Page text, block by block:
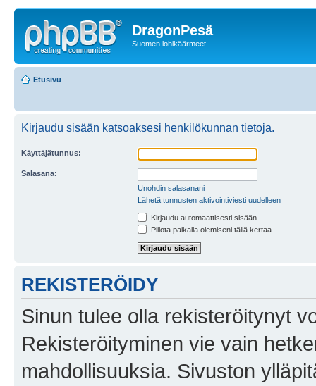
DragonPesä
Suomen lohikäärmeet
Etusivu
Kirjaudu sisään katsoaksesi henkilökunnan tietoja.
Käyttäjätunnus:
Salasana:
Unohdin salasanani
Lähetä tunnusten aktivointiviesti uudelleen
Kirjaudu automaattisesti sisään.
Piilota paikalla olemiseni tällä kertaa
REKISTERÖIDY
Sinun tulee olla rekisteröitynyt
Rekisteröityminen vie vain
mahdollisuuksia. Sivuston